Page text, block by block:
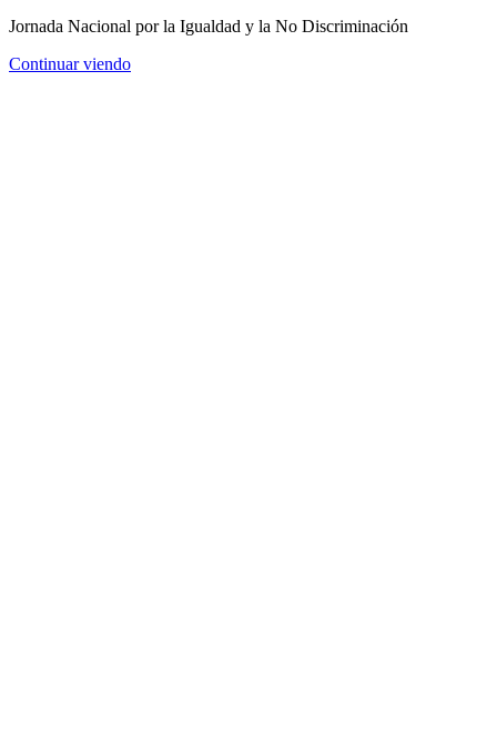
Jornada Nacional por la Igualdad y la No Discriminación
Continuar viendo